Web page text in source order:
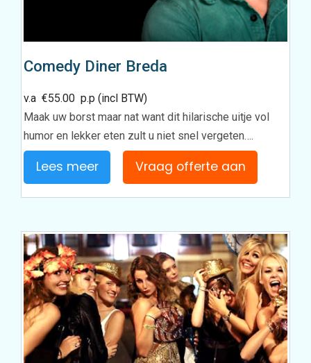
Comedy Diner Breda
v.a€55.00 p.p (incl BTW)
Maak uw borst maar nat want dit hilarische uitje vol
humor en lekker eten zult u niet snel vergeten….
Lees meer Vraag offerte aan